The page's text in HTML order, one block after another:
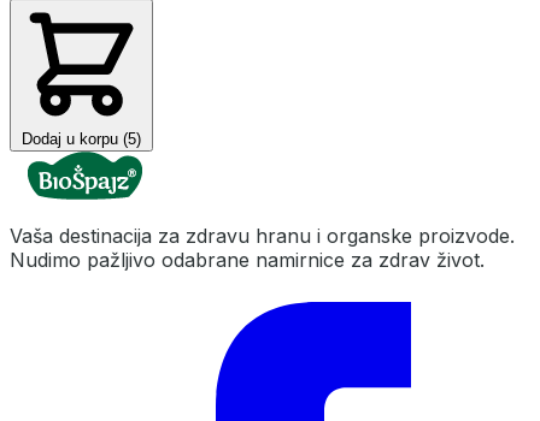
Dodaj u korpu (5)
Vaša destinacija za zdravu hranu i organske proizvode.
Nudimo pažljivo odabrane namirnice za zdrav život.